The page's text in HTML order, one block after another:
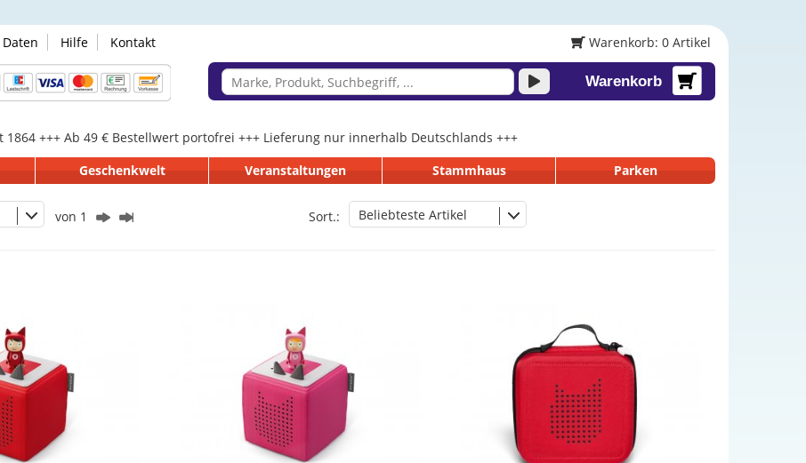
Hilfe Kontakt Warenkorb: 0 Artikel
Warenkorb
1864 +++ Ab 49 € Bestellwert portofrei +++ Lieferung nur innerhalb Deutschlands +++
Geschenkwelt Veranstaltungen Stammhaus Parken
von 1 Sort.: Beliebteste Artikel